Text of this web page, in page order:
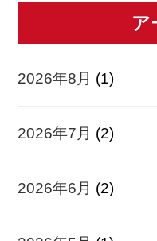
ア
2026年8月 (1)
2026年7月 (2)
2026年6月 (2)